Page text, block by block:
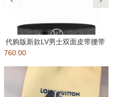
代购版新款LV男士双面皮带腰带
立体字母扣 原厂皮料，区别市
760.00